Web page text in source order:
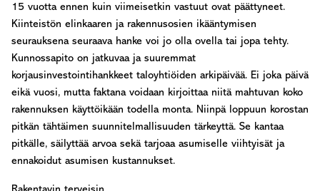
15 vuotta ennen kuin viimeisetkin vastuut ovat päättyneet.
Kiinteistön elinkaaren ja rakennusosien ikääntymisen
seurauksena seuraava hanke voi jo olla ovella tai jopa tehty.
Kunnossapito on jatkuvaa ja suuremmat
korjausinvestointihankkeet taloyhtiöiden arkipäivää. Ei joka päivä
eikä vuosi, mutta faktana voidaan kirjoittaa niitä mahtuvan koko
rakennuksen käyttöikään todella monta. Niinpä loppuun korostan
pitkän tähtäimen suunnitelmallisuuden tärkeyttä. Se kantaa
pitkälle, säilyttää arvoa sekä tarjoaa asumiselle viihtyisät ja
ennakoidut asumisen kustannukset.